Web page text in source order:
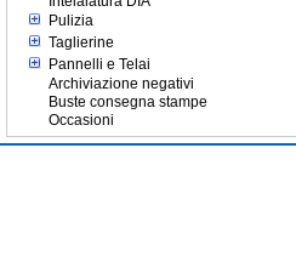
Pulizia
Taglierine
Pannelli e Telai
Archiviazione negativi
Buste consegna stampe
Occasioni